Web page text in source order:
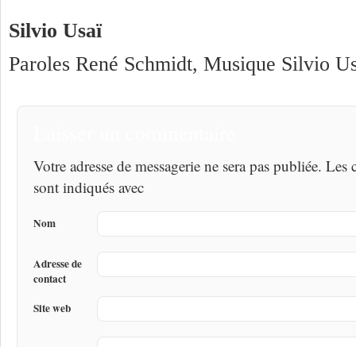
Silvio Usaï
Paroles René Schmidt, Musique Silvio
Votre adresse de messagerie ne sera pas publiée.
sont indiqués avec
Nom
Adresse de
contact
Site web